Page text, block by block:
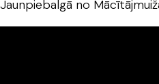
Jaunpiebalgā no